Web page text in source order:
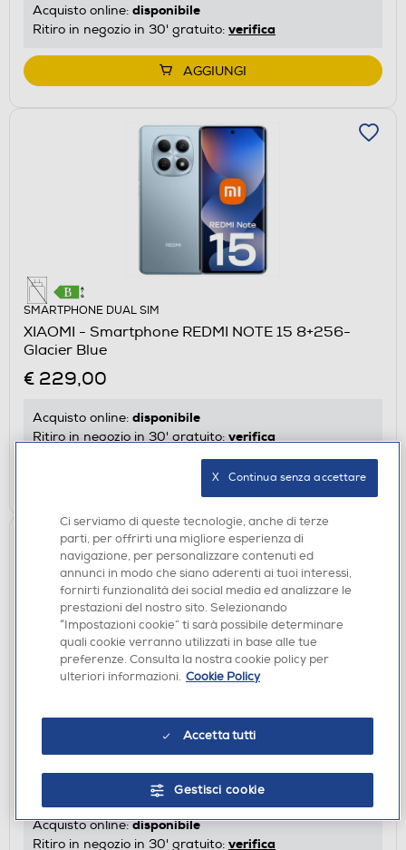
Acquisto online: disponibile
Ritiro in negozio in 30' gratuito: verifica
AGGIUNGI
SMARTPHONE DUAL SIM
XIAOMI - Smartphone REDMI NOTE 15 8+256-
Glacier Blue
€ 229,00
Acquisto online: disponibile
Ritiro in negozio in 30' gratuito: verifica
AGGIUNGI
SMARTPHONE DUAL SIM
XIAOMI - Smartphone REDMI 17 4GB/128GB-Deep
Blue
Acquisto online:disponibile
Ritiro in negozio in 30' gratuito: verifica
Ci serviamo di queste tecnologie, anche di terze
parti, per offrirti una migliore esperienza di
navigazione, per personalizzare contenuti ed
annunci in modo che siano aderenti ai tuoi interessi,
fornirti funzionalità dei social media ed analizzare le
prestazioni del nostro sito. Selezionando
“Impostazioni cookie” ti sarà possibile determinare
quali cookie verranno utilizzati in base alle tue
preferenze. Consulta la nostra cookie policy per
ulteriori informazioni. Cookie Policy
Accetta tutti
Gestisci cookie
X   Continua senza accettare